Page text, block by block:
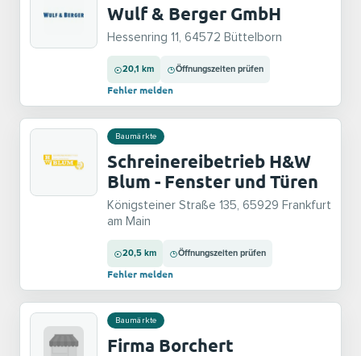
Wulf & Berger GmbH
Hessenring 11, 64572 Büttelborn
20,1 km Öffnungszeiten prüfen
Fehler melden
Baumärkte
Schreinereibetrieb H&W
Blum - Fenster und Türen
Königsteiner Straße 135, 65929 Frankfurt
am Main
20,5 km Öffnungszeiten prüfen
Fehler melden
Baumärkte
Firma Borchert